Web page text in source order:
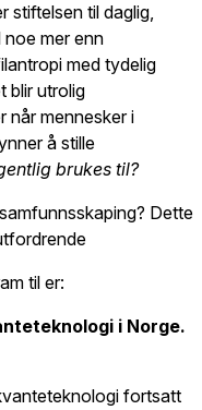
stiftelsen til daglig,
mer enn
med tydelig
blir utrolig
når mennesker i
å stille
brukes til?
Dette
til er:
i Norge.
fortsatt